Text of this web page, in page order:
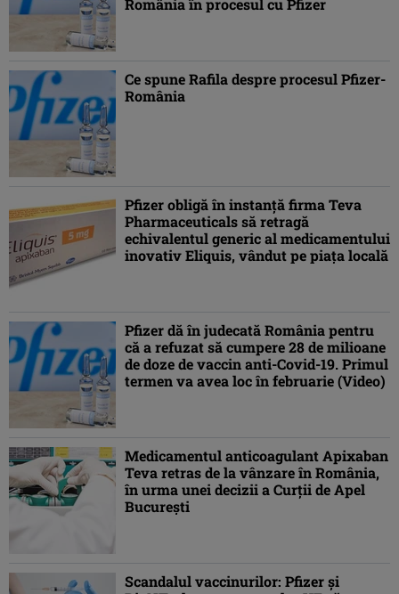
România în procesul cu Pfizer
Ce spune Rafila despre procesul Pfizer-
România
Pfizer obligă în instanţă firma Teva
Pharmaceuticals să retragă
echivalentul generic al medicamentului
inovativ Eliquis, vândut pe piaţa locală
Pfizer dă în judecată România pentru
că a refuzat să cumpere 28 de milioane
de doze de vaccin anti-Covid-19. Primul
termen va avea loc în februarie (Video)
Medicamentul anticoagulant Apixaban
Teva retras de la vânzare în România,
în urma unei decizii a Curţii de Apel
Bucureşti
Scandalul vaccinurilor: Pfizer şi